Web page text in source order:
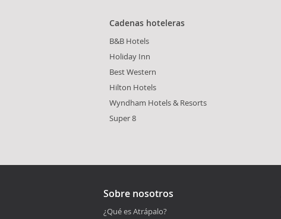
Cadenas hoteleras
B&B Hotels
Holiday Inn
Best Western
Hilton Hotels
Wyndham Hotels & Resorts
Super 8
Sobre nosotros
¿Qué es Atrápalo?